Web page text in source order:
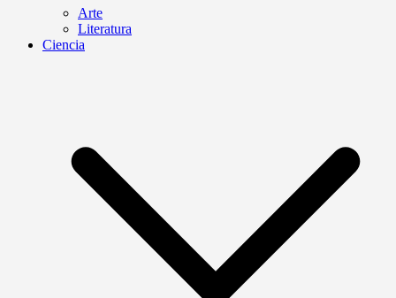
Arte
Literatura
Ciencia